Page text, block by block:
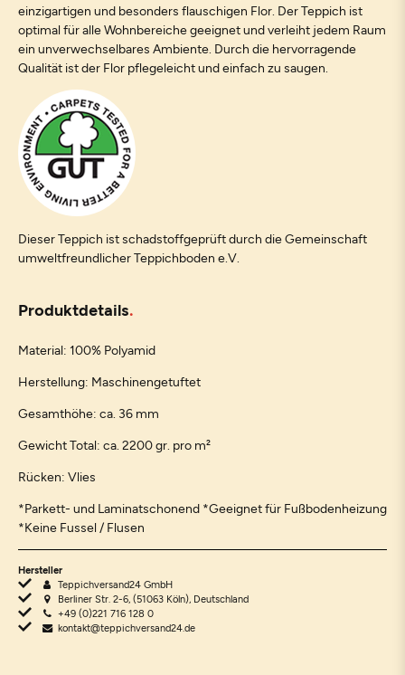
einzigartigen und besonders flauschigen Flor. Der Teppich ist
optimal für alle Wohnbereiche geeignet und verleiht jedem Raum
ein unverwechselbares Ambiente. Durch die hervorragende
Qualität ist der Flor pflegeleicht und einfach zu saugen.
Dieser Teppich ist schadstoffgeprüft durch die Gemeinschaft
umweltfreundlicher Teppichboden e.V.
Produktdetails
Material: 100% Polyamid
Herstellung: Maschinengetuftet
Gesamthöhe: ca. 36 mm
Gewicht Total: ca. 2200 gr. pro m²
Rücken: Vlies
*Parkett- und Laminatschonend *Geeignet für Fußbodenheizung
*Keine Fussel / Flusen
Hersteller
Teppichversand24 GmbH
Berliner Str. 2-6, (51063 Köln), Deutschland
+49 (0)221 716 128 0
kontakt@teppichversand24.de